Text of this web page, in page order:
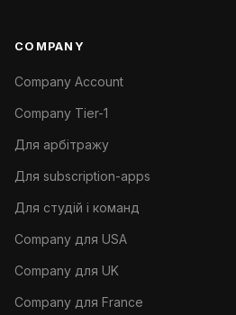
COMPANY
Company Account
Company Tier-1
Для арбітражу
Для subscription-apps
Для студій і команд
Company для USA
Company для UK
Company для France